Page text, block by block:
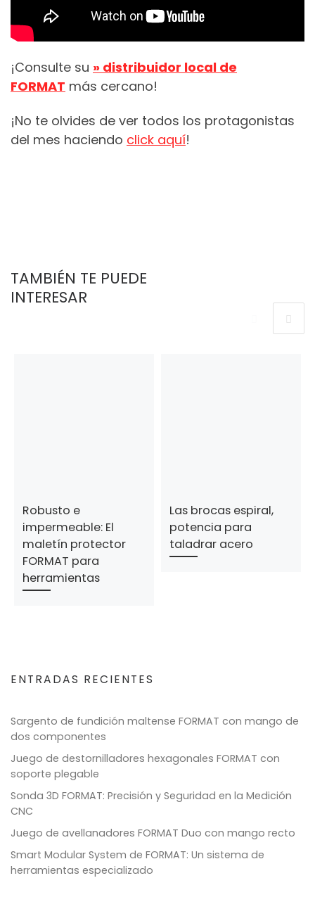
¡Consulte su » distribuidor local de
FORMAT más cercano!
¡No te olvides de ver todos los protagonistas
del mes haciendo click aquí!
TAMBIÉN TE PUEDE
INTERESAR
Robusto e
impermeable: El
maletín protector
FORMAT para
herramientas
Las brocas espiral,
potencia para
taladrar acero
ENTRADAS RECIENTES
Sargento de fundición maltense FORMAT con mango de
dos componentes
Juego de destornilladores hexagonales FORMAT con
soporte plegable
Sonda 3D FORMAT: Precisión y Seguridad en la Medición
CNC
Juego de avellanadores FORMAT Duo con mango recto
Smart Modular System de FORMAT: Un sistema de
herramientas especializado